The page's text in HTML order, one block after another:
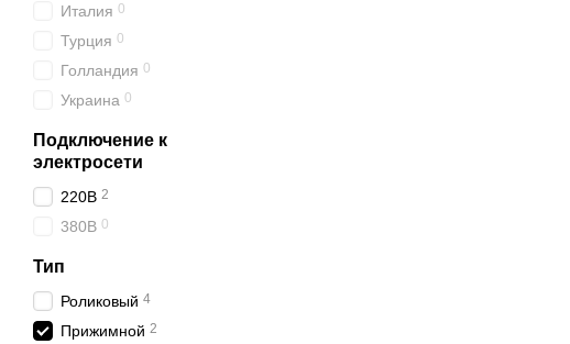
Италия 0
Турция 0
Голландия 0
Украина 0
Подключение к
электросети
220В 2
380В 0
Тип
Роликовый 4
Прижимной 2